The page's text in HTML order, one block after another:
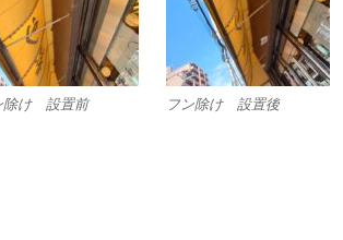
除け 設置前 フン除け 設置後